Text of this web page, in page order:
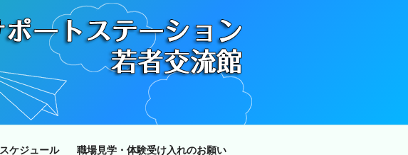
スケジュール 職場見学・体験受け入れのお願い